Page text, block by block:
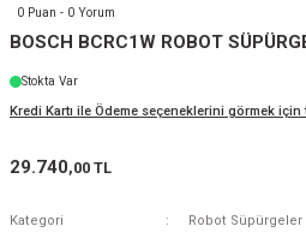
0 Puan - 0 Yorum
BOSCH BCRC1W ROBOT
Stokta Var
Kredi Kartı ile Ödeme seçeneklerini görmek için
29.740,00 TL
Kategori
Robot Süpürgeler